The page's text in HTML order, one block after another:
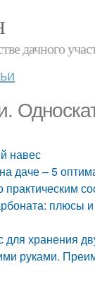
дачного
навес
даче – 5
практическим
плюсы
хранения
руками.